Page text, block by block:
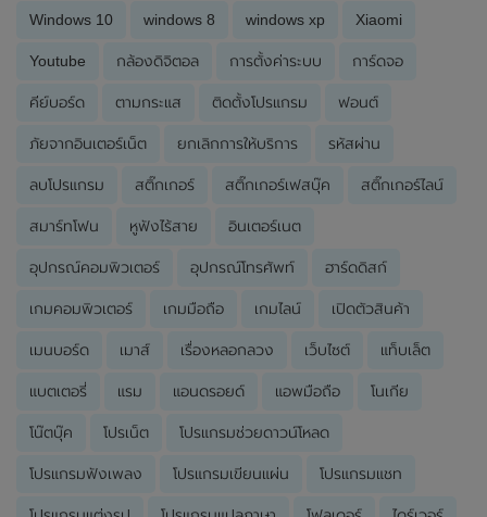
Windows 10 windows 8 windows xp Xiaomi
Youtube กล้องดิจิตอล การตั้งค่าระบบ การ์ดจอ
คีย์บอร์ด ตามกระแส ติดตั้งโปรแกรม ฟอนต์
ภัยจากอินเตอร์เน็ต ยกเลิกการให้บริการ รหัสผ่าน
ลบโปรแกรม สติ๊กเกอร์ สติ๊กเกอร์เฟสบุ๊ค สติ๊กเกอร์ไลน์
สมาร์ทโฟน หูฟังไร้สาย อินเตอร์เนต
อุปกรณ์คอมพิวเตอร์ อุปกรณ์โทรศัพท์ ฮาร์ดดิสก์
เกมคอมพิวเตอร์ เกมมือถือ เกมไลน์ เปิดตัวสินค้า
เมนบอร์ด เมาส์ เรื่องหลอกลวง เว็บไซต์ แท็บเล็ต
แบตเตอรี่ แรม แอนดรอยด์ แอพมือถือ โนเกีย
โน๊ตบุ๊ค โปรเน็ต โปรแกรมช่วยดาวน์โหลด
โปรแกรมฟังเพลง โปรแกรมเขียนแผ่น โปรแกรมแชท